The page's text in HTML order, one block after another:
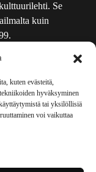
kuten evästeitä,
hyväksyminen
tai yksilöllisiä
voi vaikuttaa
Se
kuin